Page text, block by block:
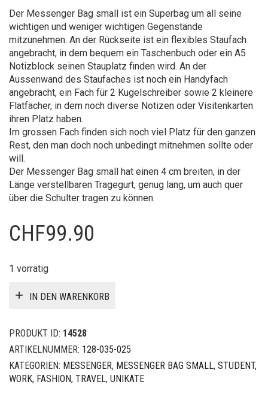
Der Messenger Bag small ist ein Superbag um all seine
wichtigen und weniger wichtigen Gegenstände
mitzunehmen. An der Rückseite ist ein flexibles Staufach
angebracht, in dem bequem ein Taschenbuch oder ein A5
Notizblock seinen Stauplatz finden wird. An der
Aussenwand des Staufaches ist noch ein Handyfach
angebracht, ein Fach für 2 Kugelschreiber sowie 2 kleinere
Flatfächer, in dem noch diverse Notizen oder Visitenkarten
ihren Platz haben.
Im grossen Fach finden sich noch viel Platz für den ganzen
Rest, den man doch noch unbedingt mitnehmen sollte oder
will.
Der Messenger Bag small hat einen 4 cm breiten, in der
Länge verstellbaren Tragegurt, genug lang, um auch quer
über die Schulter tragen zu können.
CHF99.90
1 vorrätig
IN DEN WARENKORB
PRODUKT ID: 14528
ARTIKELNUMMER: 128-035-025
KATEGORIEN: MESSENGER, MESSENGER BAG SMALL, STUDENT,
WORK, FASHION, TRAVEL, UNIKATE